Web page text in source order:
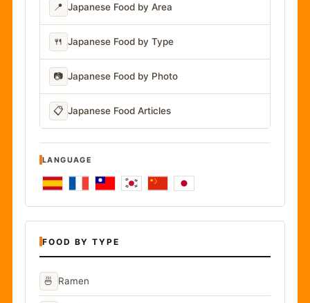
📍 Japanese Food by Area
🍴 Japanese Food by Type
📷 Japanese Food by Photo
📋 Japanese Food Articles
LANGUAGE
FOOD BY TYPE
🍜 Ramen